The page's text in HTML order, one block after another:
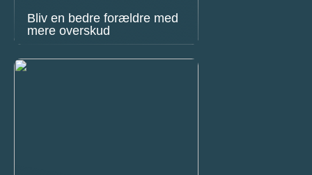
Bliv en bedre forældre med
mere overskud